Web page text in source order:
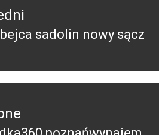
sadolin nowy sącz